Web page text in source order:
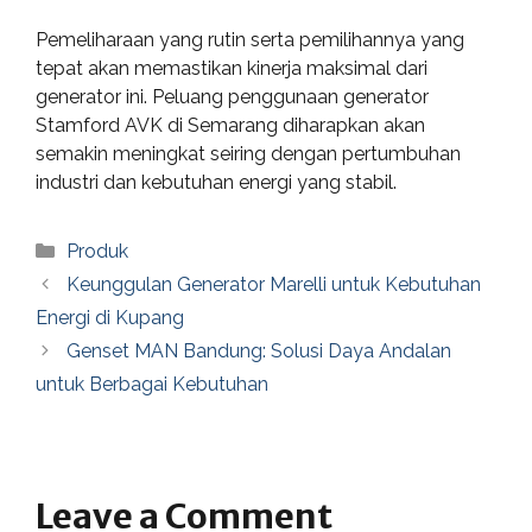
Pemeliharaan yang rutin serta pemilihannya yang
tepat akan memastikan kinerja maksimal dari
generator ini. Peluang penggunaan generator
Stamford AVK di Semarang diharapkan akan
semakin meningkat seiring dengan pertumbuhan
industri dan kebutuhan energi yang stabil.
Categories
Produk
Keunggulan Generator Marelli untuk Kebutuhan
Energi di Kupang
Genset MAN Bandung: Solusi Daya Andalan
untuk Berbagai Kebutuhan
Leave a Comment